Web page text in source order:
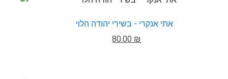
אתי אנקרי - בשירי יהודה הלוי
80.00 ₪